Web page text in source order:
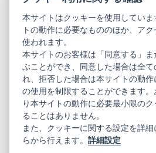
Newsletter User
Privacy Policy
Information Pursuant to the Act on
Specified Commercial Transactions
English
本サイトはクッキーを使用してい
トの動作に必要なもののほか、ア
使われます。
本サイトのお客様は「同意する」
ぶことができ、同意した場合は全て
れ、拒否した場合は本サイトの動
の使用を制限することができます
り本サイトの動作に必要最小限の
ることはありません。
また、クッキーに関する設定を詳
らから行えます。詳細設定